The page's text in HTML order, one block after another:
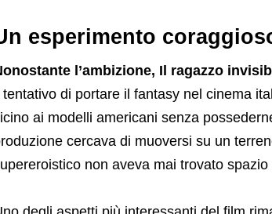
esperimento
l’ambizione, Il ragazzo
tentativo di portare il fantasy nel cinema
ai modelli americani senza
cercava di muoversi su un
non aveva mai trovato